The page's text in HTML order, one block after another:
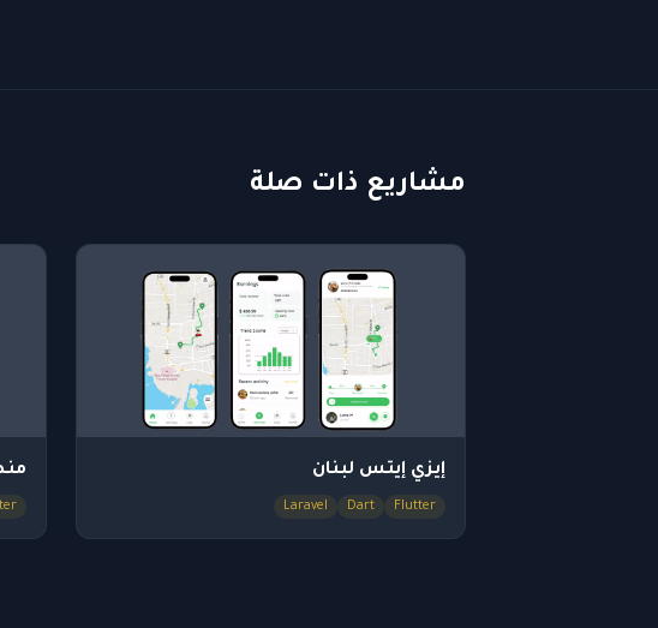
مشاريع ذات صلة
إيزي إيتس لبنان
Flutter
Dart
Laravel